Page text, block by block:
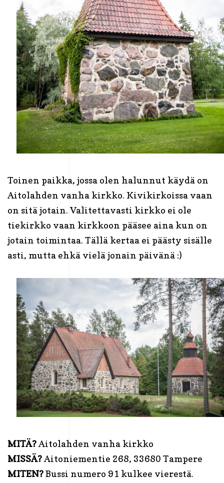
Toinen paikka, jossa olen halunnut käydä on
Aitolahden vanha kirkko. Kivikirkoissa vaan
on sitä jotain. Valitettavasti kirkko ei ole
tiekirkko vaan kirkkoon pääsee aina kun on
jotain toimintaa. Tällä kertaa ei päästy sisälle
asti, mutta ehkä vielä jonain päivänä :)
MITÄ?Aitolahden vanha kirkko
MISSÄ?Aitoniementie 268, 33680 Tampere
MITEN?Bussi numero 91 kulkee vierestä.